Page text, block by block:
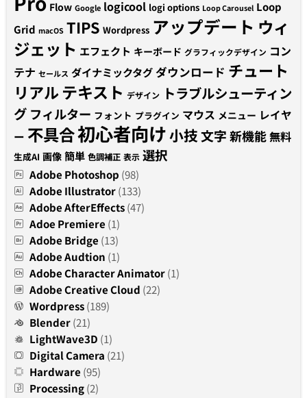
Flow Google logicool logi options Loop Carousel Loop
Grid macOS TIPS Wordpress アップデート ウィ
ジェット エフェクト キーボード グラフィックデザイン コン
テナ セールス ダイナミックタグダウンロード チュート
リアルテキスト デザイン トラブルシューティン
グ フィルター フォント プラグイン マウス メニュー レイヤ
ー 不具合初心者向け小技文字新機能無料
生成AI 画像 簡単 色調補正 表示 選択
Adobe Photoshop (98)
Adobe Illustrator(133)
Adobe AfterEffects(47)
Adoe Premiere (1)
Adobe Bridge (13)
Adobe Audtion (1)
Adobe Character Animator(1)
Adobe Creative Cloud (22)
Wordpress(189)
Blender(21)
LightWave3D (1)
Digital Camera (21)
Hardware (95)
Processing(2)